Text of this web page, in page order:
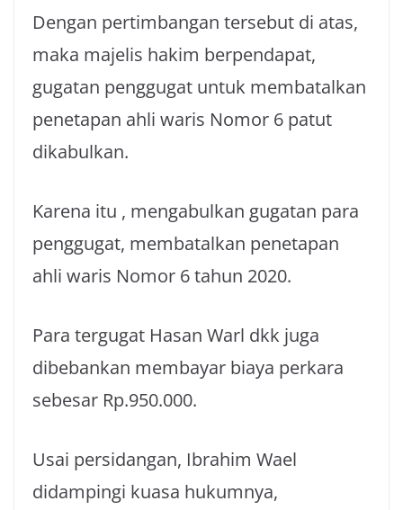
Dengan pertimbangan tersebut di atas,
maka majelis hakim berpendapat,
gugatan penggugat untuk membatalkan
penetapan ahli waris Nomor 6 patut
dikabulkan.
Karena itu , mengabulkan gugatan para
penggugat, membatalkan penetapan
ahli waris Nomor 6 tahun 2020.
Para tergugat Hasan Warl dkk juga
dibebankan membayar biaya perkara
sebesar Rp.950.000.
Usai persidangan, Ibrahim Wael
didampingi kuasa hukumnya,